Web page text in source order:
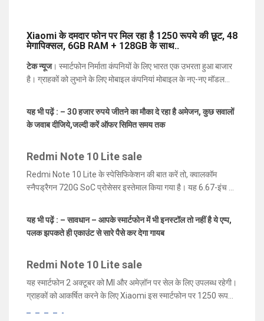
Xiaomi के दमदार फोन पर मिल रहा है 1250 रूपये की छूट, 48
मेगापिक्सल, 6GB RAM + 128GB के साथ..
टेक न्यूज। स्मार्टफोन निर्माता कंपनियों के लिए भारत एक उभरता हुआ बाजार
है। ग्राहकों को लुभाने के लिए मोबाइल कंपनियां मोबाइल के नए-नए मॉडल
Redmi Note 10 Lite
को भारत में लांच कर दिया है। हालांकि यह
स्मार्टफोन Redmi Note 9 Pro का रीबैज मॉडल है, जो पिछले ही साल
भारत में लांच हुआ था। Redmi Note 10 Lite क्वाड कैमरा सेटअप के
खरीदने पर कंपनी 1250 रुपये की छूट दे रही है। इस छूट (
10 Lite sale ) को कैसे प्राप्त किया जा सकता है, हम आपको बताने जा रहे
हैं।
यह भी पढ़ें : – 30 हजार रुपये जीतने का मौका दे रहा है अमेजन, कुछ सवालों
के जवाब दीजिये,जल्दी करें ऑफर सिमित समय तक
Redmi Note 10 Lite sale
Redmi Note 10 Lite के स्पेसिफिकेशन की बात करें तो, क्वालकॉम
स्नैपड्रैगन 720G SoC प्रोसेसर इस्तेमाल किया गया है। यह 6.67-इंच का
सुरक्षा के लिए कॉर्निंग गोरिल्ला ग्लास 5 दिया गया है। Redmi Note 10
Lite तीन वेरिएंट्स में आता है, 4GB RAM + 64GB स्टोरेज, 4GB RAM
+ 128GB स्टोरेज और 6GB RAM + 128GB स्टोरेज है। इनकी कीमत
हैंडसेट ऑरोरा ब्लू, शैंपेन गोल्ड और ग्लेशियर व्हाइट और इंटरस्टेलर ब्लैक
कलर ऑप्शन में लॉन्च किया गया है।
यह भी पढ़ें : – सावधान – आपके स्मार्टफोन में भी इनस्टॉल तो नहीं है ये एप्प,
पलक झपकते ही एकाउंट से सारे पैसे कर देगा गायब
Redmi Note 10 Lite sale
यह स्मार्टफोन 2 अक्टूबर को MI और अमेज़ॉन पर सेल के लिए उपलब्ध रहेगी।
ग्राहकों को आकर्षित करने के लिए Xiaomi इस स्मार्टफोन पर 1250 रूपये